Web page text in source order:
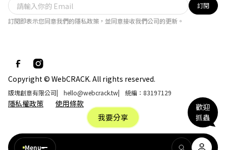
我要分享
歡迎
抓蟲
Menu
訂閱
訂閱即表示您同意我們的隱私政策，並同意接收我們公司的更新。
Copyright © WebCRACK. All rights reserved.
版塊創意有限公司| hello@webcrack.tw| 統編：83197129
隱私權政策 使用條款